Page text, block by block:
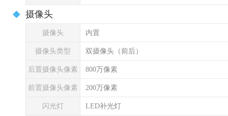
摄像头
摄像头 内置
摄像头类型 双摄像头（前后）
后置摄像头像素 800万像素
前置摄像头像素 200万像素
闪光灯 LED补光灯